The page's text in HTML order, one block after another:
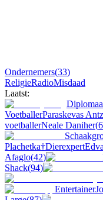
Ondernemers(33)
ReligieRadioMisdaad
Laatst:
VoetballerParaskevas
voetballerNeale Daniher(
Plachetka†Dierexpert
Afaglo(42)
Shack(94)
Entertainer